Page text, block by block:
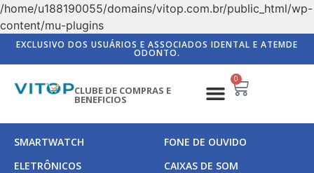
/home/u188190055/domains/vitop.com.br/public_html/wp-
content/mu-plugins
EXCLUSIVO DOS USUÁRIOS E ASSOCIADOS IDENTAL E ATEMDE
ODONTO.
CLUBE DE COMPRAS E
BENEFICIOS
0
SMARTWATCH
FONE DE OUVIDO
ELETRÔNICOS
CAIXAS DE SOM